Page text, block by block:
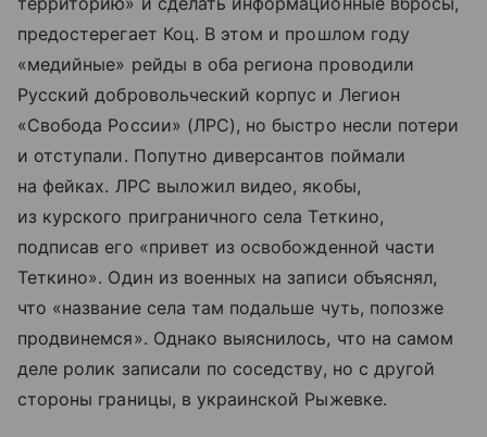
предостерегает Коц. В этом и прошлом году
«медийные» рейды в оба региона проводили
Русский добровольческий корпус и Легион
«Свобода России» (ЛРС), но быстро несли потери
и отступали. Попутно диверсантов поймали
на фейках. ЛРС выложил видео, якобы,
из курского приграничного села Теткино,
подписав его «привет из освобожденной части
Теткино». Один из военных на записи объяснял,
что «название села там подальше чуть, попозже
продвинемся». Однако выяснилось, что на самом
деле ролик записали по соседству, но с другой
стороны границы, в украинской Рыжевке.